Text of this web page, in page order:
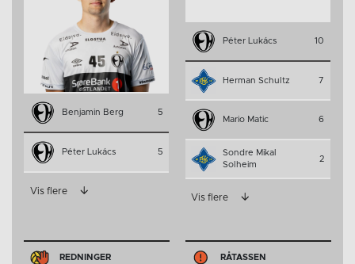
Benjamin Berg 5
Péter Lukács 5
Vis flere
Péter Lukács 10
Herman Schultz 7
Mario Matic 6
Sondre Mikal
Solheim
2
Vis flere
REDNINGER RÅTASSEN